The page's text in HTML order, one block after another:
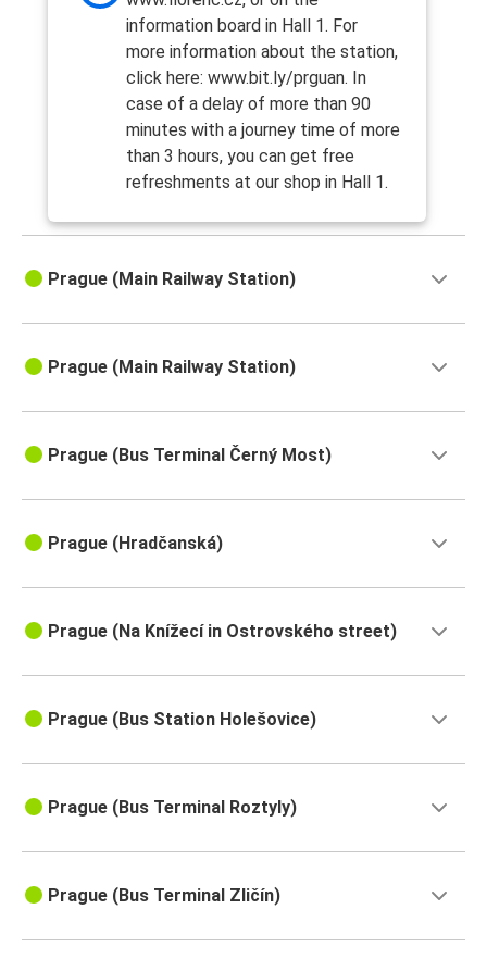
information board in Hall 1. For
more information about the station,
click here: www.bit.ly/prguan. In
case of a delay of more than 90
minutes with a journey time of more
than 3 hours, you can get free
refreshments at our shop in Hall 1.
Prague (Main Railway Station)
Prague (Main Railway Station)
Prague (Bus Terminal Černý Most)
Prague (Hradčanská)
Prague (Na Knížecí in Ostrovského street)
Prague (Bus Station Holešovice)
Prague (Bus Terminal Roztyly)
Prague (Bus Terminal Zličín)